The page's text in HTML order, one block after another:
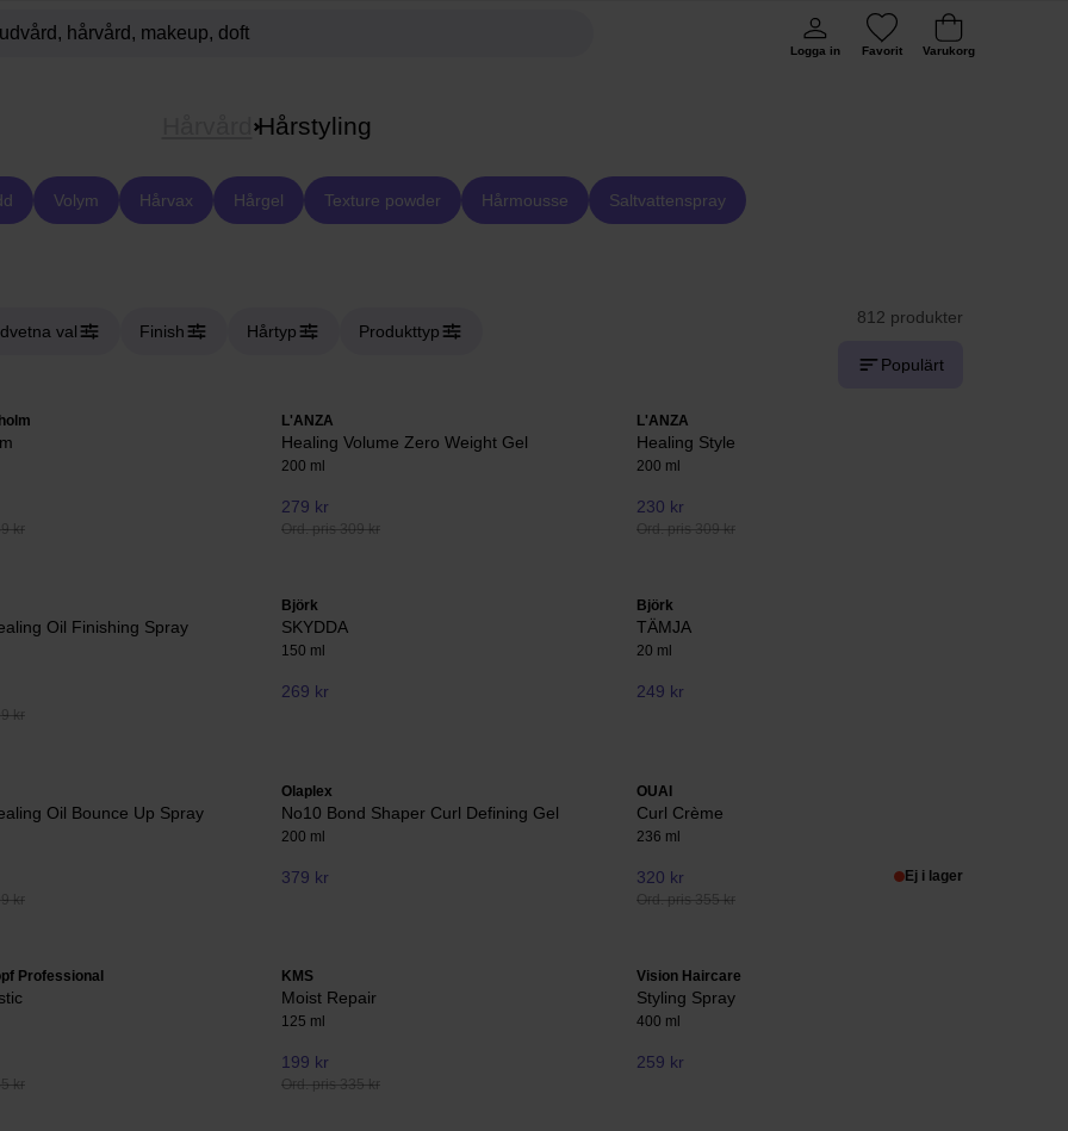
Logga in Favorit Varukorg
Hårstyling
Volym Hårvax Hårgel Texture powder Hårmousse Saltvattenspray
val Finish Hårtyp Produkttyp
812 produkter
Populärt
kr
L'ANZA
Healing Volume Zero Weight Gel
200 ml
279 kr
Ord. pris 309 kr
L'ANZA
Healing Style
200 ml
230 kr
Ord. pris 309 kr
Oil Finishing Spray
kr
Björk
SKYDDA
150 ml
269 kr
Björk
TÄMJA
20 ml
249 kr
Oil Bounce Up Spray
kr
Olaplex
No10 Bond Shaper Curl Defining Gel
200 ml
379 kr
OUAI
Curl Crème
236 ml
320 kr
Ord. pris 355 kr
Ej i lager
Professional
kr
KMS
Moist Repair
125 ml
199 kr
Ord. pris 335 kr
Vision Haircare
Styling Spray
400 ml
259 kr